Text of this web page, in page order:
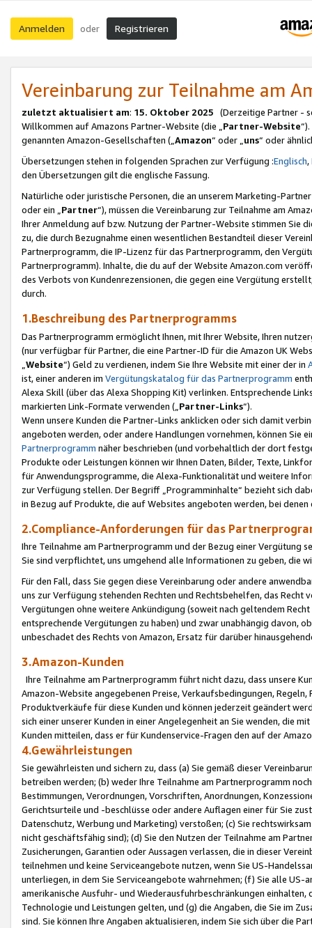
Anmelden oder Registrieren
Vereinbarung zur Teilnahme am
zuletzt aktualisiert am: 15. Oktober 2025 (Derzeitige Partner -
Willkommen auf Amazons Partner-Website (die „Partner-Website
genannten Amazon-Gesellschaften („Amazon“ oder „uns“ oder
Übersetzungen stehen in folgenden Sprachen zur Verfügung :Englisch,
den Übersetzungen gilt die englische Fassung.
Natürliche oder juristische Personen, die an unserem Marketing-
oder ein „Partner“), müssen die Vereinbarung zur Teilnahme am
Ihrer Anmeldung auf bzw. Nutzung der Partner-Website stimmen Sie
zu, die durch Bezugnahme einen wesentlichen Bestandteil dieser
Partnerprogramm, die IP-Lizenz für das Partnerprogramm, den
Partnerprogramm). Inhalte, die du auf der Website Amazon.com
des Verbots von Kundenrezensionen, die gegen eine Vergütung
durch.
1.Beschreibung des Partnerprogramms
Das Partnerprogramm ermöglicht Ihnen, mit Ihrer Website, Ihren
(nur verfügbar für Partner, die eine Partner-ID für die Amazon UK
Website“) Geld zu verdienen, indem Sie Ihre Website mit einer der in
ist, einer anderen im Vergütungskatalog für das Partnerprogramm
Alexa Skill (über das Alexa Shopping Kit) verlinken. Entsprechende
markierten Link-Formate verwenden („ Partner-Links“).
Wenn unsere Kunden die Partner-Links anklicken oder sich damit
angeboten werden, oder andere Handlungen vornehmen, können Sie
Partnerprogramm näher beschrieben (und vorbehaltlich der dort
Produkte oder Leistungen können wir Ihnen Daten, Bilder, Texte,
für Anwendungsprogramme, die Alexa-Funktionalität und weitere
zur Verfügung stellen. Der Begriff „Programminhalte“ bezieht sich
in Bezug auf Produkte, die auf Websites angeboten werden, bei
2.Compliance-Anforderungen für das
Ihre Teilnahme am Partnerprogramm und der Bezug einer Vergütung
Sie sind verpflichtet, uns umgehend alle Informationen zu geben, die
Für den Fall, dass Sie gegen diese Vereinbarung oder andere
uns zur Verfügung stehenden Rechten und Rechtsbehelfen, das
Vergütungen ohne weitere Ankündigung (soweit nach geltendem
entsprechende Vergütungen zu haben) und zwar unabhängig davon,
unbeschadet des Rechts von Amazon, Ersatz für darüber
3.Amazon-Kunden
Ihre Teilnahme am Partnerprogramm führt nicht dazu, dass unsere
Amazon-Website angegebenen Preise, Verkaufsbedingungen,
Produktverkäufe für diese Kunden und können jederzeit geändert
sich einer unserer Kunden in einer Angelegenheit an Sie wenden, die
Kunden mitteilen, dass er für Kundenservice-Fragen den auf der
4.Gewährleistungen
Sie gewährleisten und sichern zu, dass (a) Sie gemäß dieser
betreiben werden; (b) weder Ihre Teilnahme am Partnerprogramm
Bestimmungen, Verordnungen, Vorschriften, Anordnungen,
Gerichtsurteile und -beschlüsse oder andere Auflagen einer für Sie
Datenschutz, Werbung und Marketing) verstoßen; (c) Sie
nicht geschäftsfähig sind); (d) Sie den Nutzen der Teilnahme am
Zusicherungen, Garantien oder Aussagen verlassen, die in dieser
teilnehmen und keine Serviceangebote nutzen, wenn Sie US-
unterliegen, in dem Sie Serviceangebote wahrnehmen; (f) Sie alle
amerikanische Ausfuhr- und Wiederausfuhrbeschränkungen
Technologie und Leistungen gelten, und (g) die Angaben, die Sie im
sind. Sie können Ihre Angaben aktualisieren, indem Sie sich über die